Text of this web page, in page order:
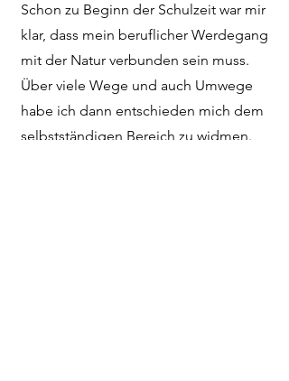
Schon zu Beginn der Schulzeit war mir
klar, dass mein beruflicher Werdegang
mit der Natur verbunden sein muss.
Über viele Wege und auch Umwege
habe ich dann entschieden mich dem
selbstständigen Bereich zu widmen.